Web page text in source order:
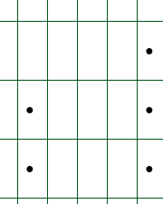
●
● ●
● ●